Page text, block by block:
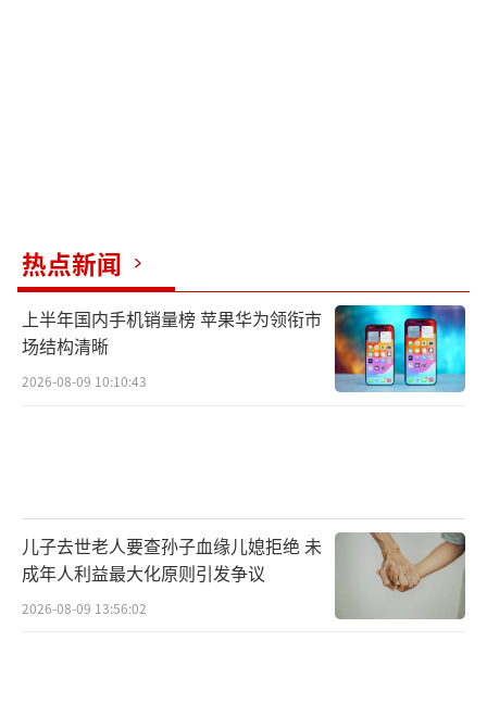
热点新闻
上半年国内手机销量榜 苹果华为领衔市
场结构清晰
2026-08-09 10:10:43
儿子去世老人要查孙子血缘儿媳拒绝 未
成年人利益最大化原则引发争议
2026-08-09 13:56:02